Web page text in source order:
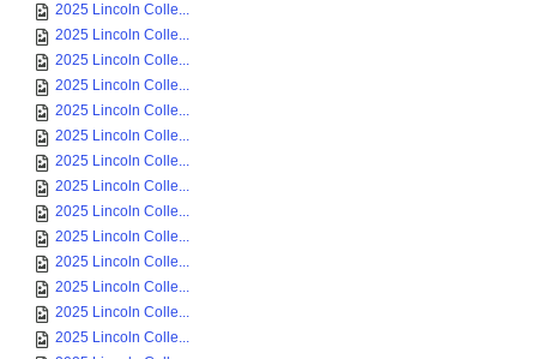
2025 Lincoln Colle...
2025 Lincoln Colle...
2025 Lincoln Colle...
2025 Lincoln Colle...
2025 Lincoln Colle...
2025 Lincoln Colle...
2025 Lincoln Colle...
2025 Lincoln Colle...
2025 Lincoln Colle...
2025 Lincoln Colle...
2025 Lincoln Colle...
2025 Lincoln Colle...
2025 Lincoln Colle...
2025 Lincoln Colle...